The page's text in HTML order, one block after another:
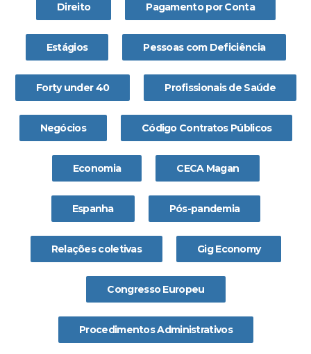
Direito Pagamento por Conta
Estágios Pessoas com Deficiência
Forty under 40 Profissionais de Saúde
Negócios Código Contratos Públicos
Economia CECA Magan
Espanha Pós-pandemia
Relações coletivas Gig Economy
Congresso Europeu
Procedimentos Administrativos